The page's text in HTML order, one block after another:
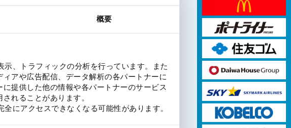
概要
、トラフィックの分析を行っています。また
アや広告配信、データ解析の各パートナーに
提供した他の情報や各パートナーのサービス
れることがあります。
にアクセスできなくなる可能性があります。